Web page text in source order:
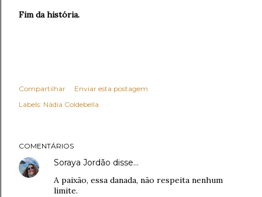
Fim da história.
Compartilhar
Enviar esta postagem
Labels: Nádia Coldebella
COMENTÁRIOS
Soraya Jordão disse…
A paixão, essa danada, não respeita nenhum
limite.